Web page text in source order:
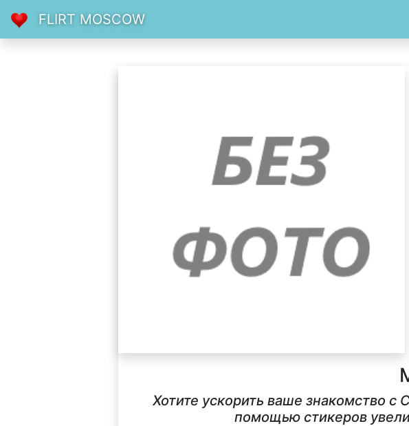
FLIRT MOSCOW
Хотите ускорить ваше знакомство
помощью стикеров